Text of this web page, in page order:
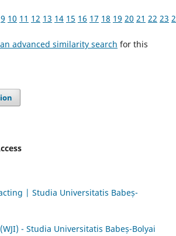
9 10 11 12 13 14 15 16 17 18 19 20 21 22 23
advanced similarity search for this
| Studia Universitatis Babeș-
- Studia Universitatis Babeș-Bolyai